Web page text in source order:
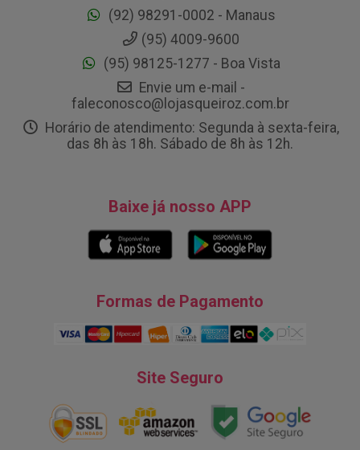
(92) 98291-0002 - Manaus
(95) 4009-9600
(95) 98125-1277 - Boa Vista
Envie um e-mail -
faleconosco@lojasqueiroz.com.br
Horário de atendimento: Segunda à sexta-feira,
das 8h às 18h. Sábado de 8h às 12h.
Baixe já nosso APP
Formas de Pagamento
Site Seguro